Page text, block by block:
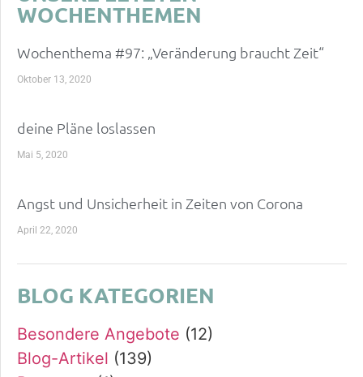
WOCHENTHEMEN
Wochenthema #97: „Veränderung braucht Zeit“
Oktober 13, 2020
deine Pläne loslassen
Mai 5, 2020
Angst und Unsicherheit in Zeiten von Corona
April 22, 2020
BLOG KATEGORIEN
Besondere Angebote (12)
Blog-Artikel (139)